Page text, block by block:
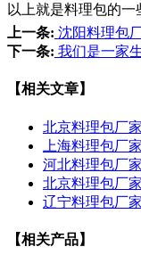
以上就是料理包的
上一条: 沈阳料理包
下一条: 我们是一家
【相关文章】
北京料理包厂
上海料理包厂
河北料理包厂
北京料理包厂
辽宁料理包厂
【相关产品】